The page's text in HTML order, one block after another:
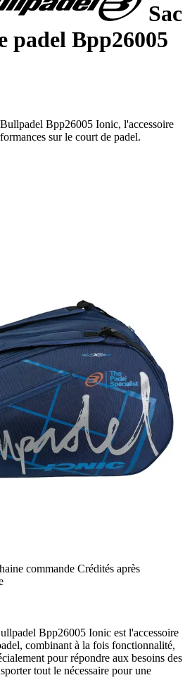
Sac
padel Bpp26005
Bpp26005 Ionic, l'accessoire
sur le court de padel.
commande Crédités après
Bpp26005 Ionic est l'accessoire
combinant à la fois fonctionnalité,
pour répondre aux besoins des
tout le nécessaire pour une